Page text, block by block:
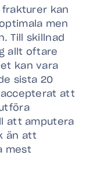
frakturer kan
men
Till skillnad
allt oftare
kan vara
sista 20
att
att amputera
än att
mest